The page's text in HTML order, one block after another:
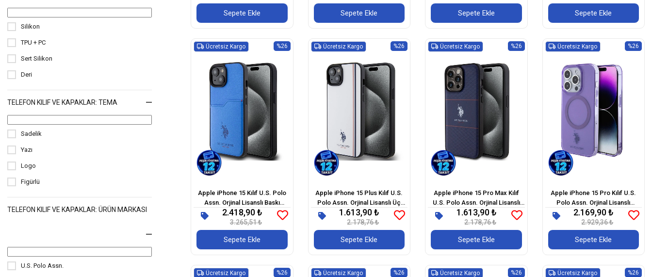
Silikon
TPU + PC
Sert Silikon
Deri
TELEFON KILIF VE KAPAKLAR: TEMA
Sadelik
Yazı
Logo
Figürlü
TELEFON KILIF VE KAPAKLAR: ÜRÜN MARKASI
U.S. Polo Assn.
Sepete Ekle Sepete Ekle Sepete Ekle Sepete Ekle
Apple iPhone 15 Kılıf U.S. Polo
Assn. Orjinal Lisanslı Baskı
Logolu PU Kartlıklı Kapak
2.418,90 ₺
3.265,51 ₺
Sepete Ekle
%26
Ücretsiz Kargo
Apple iPhone 15 Plus Kılıf U.S.
Polo Assn. Orjinal Lisanslı Üç
Renk Şerit Tasarımlı Baskı Logolu
Kapak
1.613,90 ₺
2.178,76 ₺
Sepete Ekle
%26
Ücretsiz Kargo
Apple iPhone 15 Pro Max Kılıf
U.S. Polo Assn. Orjinal Lisanslı
Deri Şeritli Logo Dizayn Kapak
1.613,90 ₺
2.178,76 ₺
Sepete Ekle
%26
Ücretsiz Kargo
Apple iPhone 15 Pro Kılıf U.S.
Polo Assn. Orjinal Lisanslı
Magsafe Şarj Özellikli
Transparan Tasarım Kapak
2.169,90 ₺
2.929,36 ₺
Sepete Ekle
%26
Ücretsiz Kargo
%26
Ücretsiz Kargo %26
Ücretsiz Kargo %26
Ücretsiz Kargo %26
Ücretsiz Kargo